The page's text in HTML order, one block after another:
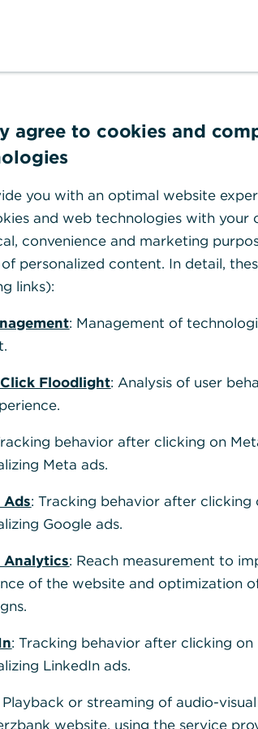
Geld
erklären unsere
und verständlich, zeigen
praktische Tipps für
Finanzalltag.
FAQ
Mehr Wissen
Beiträge
agree to cookies and
you with an optimal website
and web technologies with your
convenience and marketing
personalized content. In detail,
links):
: Management of
Floodlight: Analysis of user
behavior after clicking on
Meta ads.
Ads: Tracking behavior after clicking
Google ads.
Analytics: Reach measurement to
of the website and optimization
: Tracking behavior after clicking on
LinkedIn ads.
Playback or streaming of audio-
website, using the service